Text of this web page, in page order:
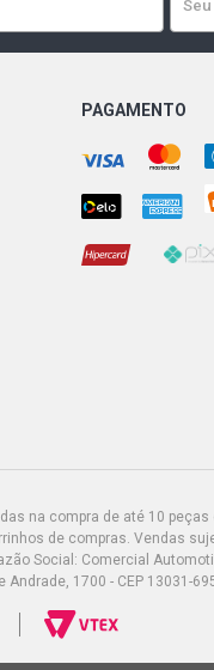
PAGAMENTO
na compra de até 10
de compras. Vendas
Social: Comercial
1700 - CEP 13031-